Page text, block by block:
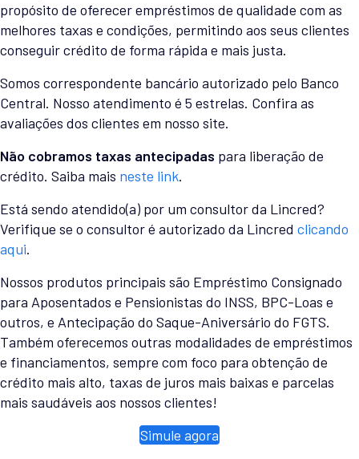
propósito de oferecer empréstimos de qualidade com as
melhores taxas e condições, permitindo aos seus clientes
conseguir crédito de forma rápida e mais justa.
Somos correspondente bancário autorizado pelo Banco
Central. Nosso atendimento é 5 estrelas. Confira as
avaliações dos clientes em nosso site.
Não cobramos taxas antecipadas para liberação de
crédito. Saiba mais neste link.
Está sendo atendido(a) por um consultor da Lincred?
Verifique se o consultor é autorizado da Lincred clicando
aqui.
Nossos produtos principais são Empréstimo Consignado
para Aposentados e Pensionistas do INSS, BPC-Loas e
outros, e Antecipação do Saque-Aniversário do FGTS.
Também oferecemos outras modalidades de empréstimos
e financiamentos, sempre com foco para obtenção de
crédito mais alto, taxas de juros mais baixas e parcelas
mais saudáveis aos nossos clientes!
Simule agora